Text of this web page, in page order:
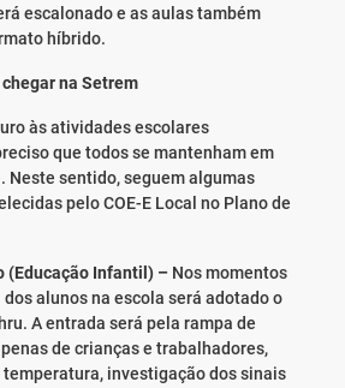
escalonado e as aulas também
híbrido.
na Setrem
às atividades escolares
que todos se mantenham em
Neste sentido, seguem algumas
pelo COE-E Local no Plano de
(Educação Infantil) – Nos momentos
alunos na escola será adotado o
A entrada será pela rampa de
de crianças e trabalhadores,
investigação dos sinais